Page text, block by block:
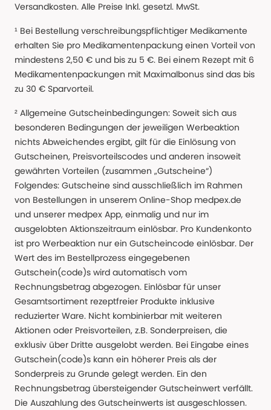
Versandkosten. Alle Preise Inkl. gesetzl. MwSt.
¹ Bei Bestellung verschreibungspflichtiger Medikamente
erhalten Sie pro Medikamentenpackung einen Vorteil von
mindestens 2,50 € und bis zu 5 €. Bei einem Rezept mit 6
Medikamentenpackungen mit Maximalbonus sind das bis
zu 30 € Sparvorteil.
² Allgemeine Gutscheinbedingungen: Soweit sich aus
besonderen Bedingungen der jeweiligen Werbeaktion
nichts Abweichendes ergibt, gilt für die Einlösung von
Gutscheinen, Preisvorteilscodes und anderen insoweit
gewährten Vorteilen (zusammen „Gutscheine“)
Folgendes: Gutscheine sind ausschließlich im Rahmen
von Bestellungen in unserem Online-Shop medpex.de
und unserer medpex App, einmalig und nur im
ausgelobten Aktionszeitraum einlösbar. Pro Kundenkonto
ist pro Werbeaktion nur ein Gutscheincode einlösbar. Der
Wert des im Bestellprozess eingegebenen
Gutschein(code)s wird automatisch vom
Rechnungsbetrag abgezogen. Einlösbar für unser
Gesamtsortiment rezeptfreier Produkte inklusive
reduzierter Ware. Nicht kombinierbar mit weiteren
Aktionen oder Preisvorteilen, z.B. Sonderpreisen, die
exklusiv über Dritte ausgelobt werden. Bei Eingabe eines
Gutschein(code)s kann ein höherer Preis als der
Sonderpreis zu Grunde gelegt werden. Ein den
Rechnungsbetrag übersteigender Gutscheinwert verfällt.
Die Auszahlung des Gutscheinwerts ist ausgeschlossen.